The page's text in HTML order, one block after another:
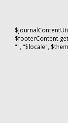
"", "$locale",